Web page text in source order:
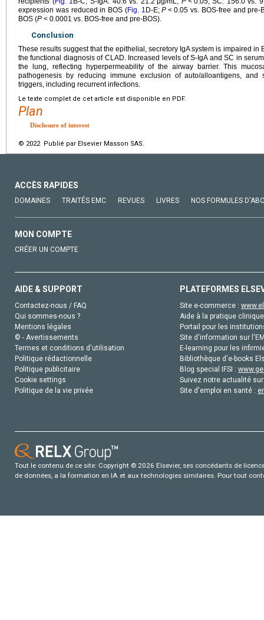
expression was reduced in BOS (Fig. 1 D-E;P < 0.05 vs. BOS-free and
BOS (P < 0.0001 vs. BOS-free and pre-BOS).
Conclusion
These results suggest that the epithelial, secretory IgA system is impaired in
the functional diagnosis of CLAD. Increased levels of S-IgA and SC in
the lung, reflecting hyperpermeability of the airway barrier. This
pathogenesis by reducing immune exclusion of auto/alloantigens, and
triggers, including recurrent infections.
Le texte complet de cet article est disponible en PDF.
Plan
Disclosure of interest
© 2022 Publié par Elsevier Masson SAS.
ACCÈS RAPIDES
DOMAINES TRAITÉS EMC REVUES LIVRES NOS FORMULES
MON COMPTE
CRÉER UN COMPTE
AIDE & SUPPORT
Contactez-nous / FAQ
Qui sommes-nous ?
Mentions légales
© - Avertissements
Termes et conditions d'utilisation
Politique rédactionnelle
Politique publicitaire
Cookie settings
Politique de la vie privée
PLATEFORMES
Site e-commerce :
Aide à la pratique
Portail pour les
Site d'information sur
E-learning pour les
Bibliothèque d'e-books
Blog special IFSI :
Suivez notre actualité
Site d'emploi en santé :
Tout le contenu de ce site: Copyright © 2026 Elsevier, ses concédants de
de données, a la formation en IA et aux technologies similaires. Pour tout